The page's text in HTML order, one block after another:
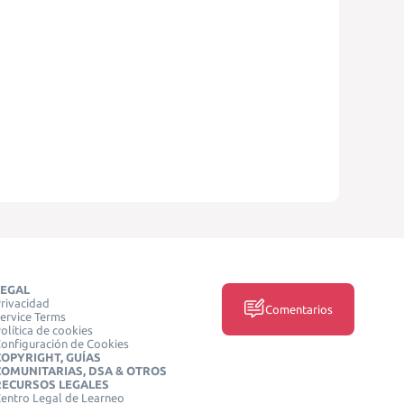
Terms
de cookies
de Cookies
GUÍAS
DSA & OTROS
LEGALES
Legal de Learneo
Comentarios